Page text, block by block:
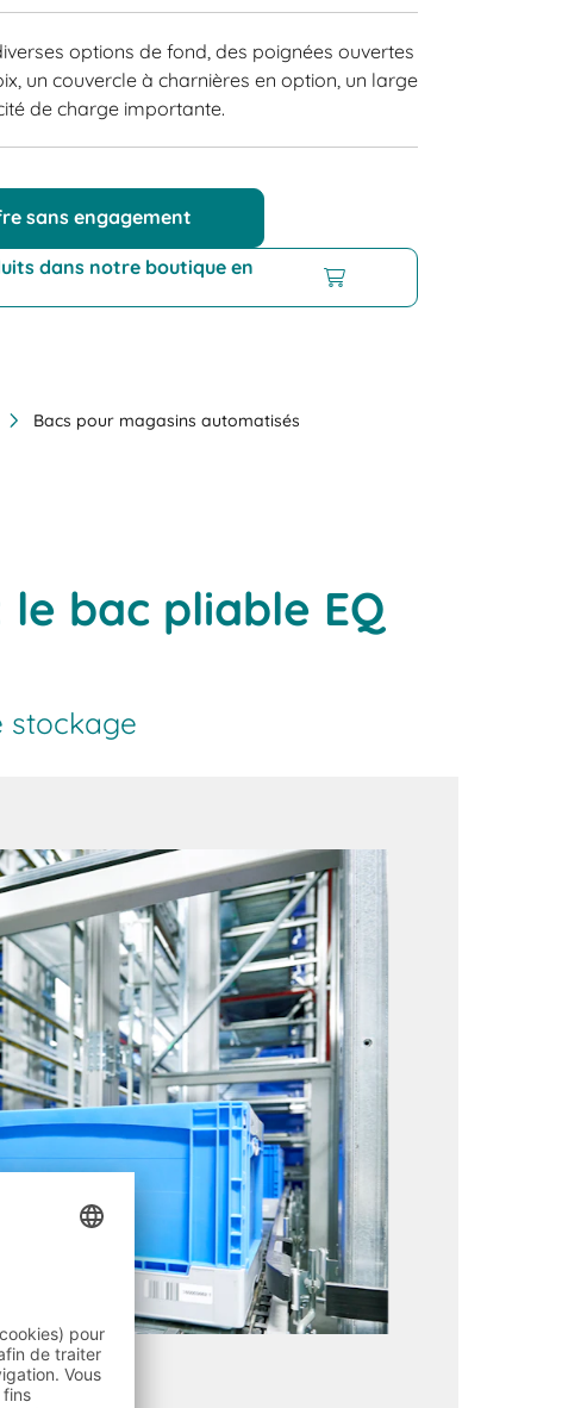
options de fond, des poignées ouvertes
un couvercle à charnières en option, un large
de charge importante.
sans engagement
dans notre boutique en
Bacs pour magasins automatisés
bac pliable EQ
stockage